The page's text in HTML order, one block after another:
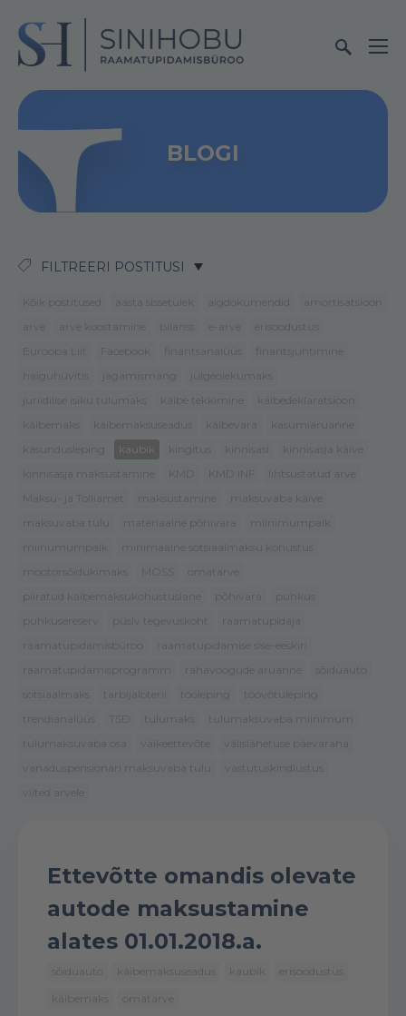
BLOGI
FILTREERI POSTITUSI
Kõik postitused aasta sissetulek algdokumendid
amortisatsioon
arve
arve koostamine bilanss e-arve
erisoodustus
Euroopa Liit
Facebook finantsanalüüs
finantsjuhtimine
haiguhüvitis
jagamismäng
julgeolekumaks
juriidilise isiku tulumaks
käibe tekkimine
käibedeklaratsioon
käibemaks
käibemaksuseadus käibevara
kasumiaruanne
käsundusleping
kaubik kingitus kinnisasi
kinnisasja käive
kinnisasja maksustamine
KMD KMD INF
lihtsustatud arve
Maksu- ja Tolliamet
maksustamine
maksuvaba käive
maksuvaba tulu
materiaalne põhivara
miinimumpalk
miinumumpalk
minimaalne sotsiaalmaksu kohustus
mootorsõidukimaks
omatarve
piiratud käibemaksukohustuslane
põhivara
puhkus
puhkusereserv
püsiv tegevuskoht
raamatupidaja
raamatupidamisbüroo
raamatupidamise sise-eeskiri
raamatupidamisprogramm
rahavoogude aruanne
sõiduauto
sotsiaalmaks
tarbijaloterii tööleping
töövõtuleping
trendianalüüs
tulumaks
tulumaksuvaba miinimum
tulumaksuvaba osa
väikeettevõte
välislähetuse päevaraha
vanaduspensionäri maksuvaba tulu
vastutuskindlustus
viited arvele
Ettevõtte omandis olevate
autode maksustamine
alates 01.01.2018.a.
sõiduauto käibemaksuseadus kaubik
erisoodustus
käibemaks
omatarve